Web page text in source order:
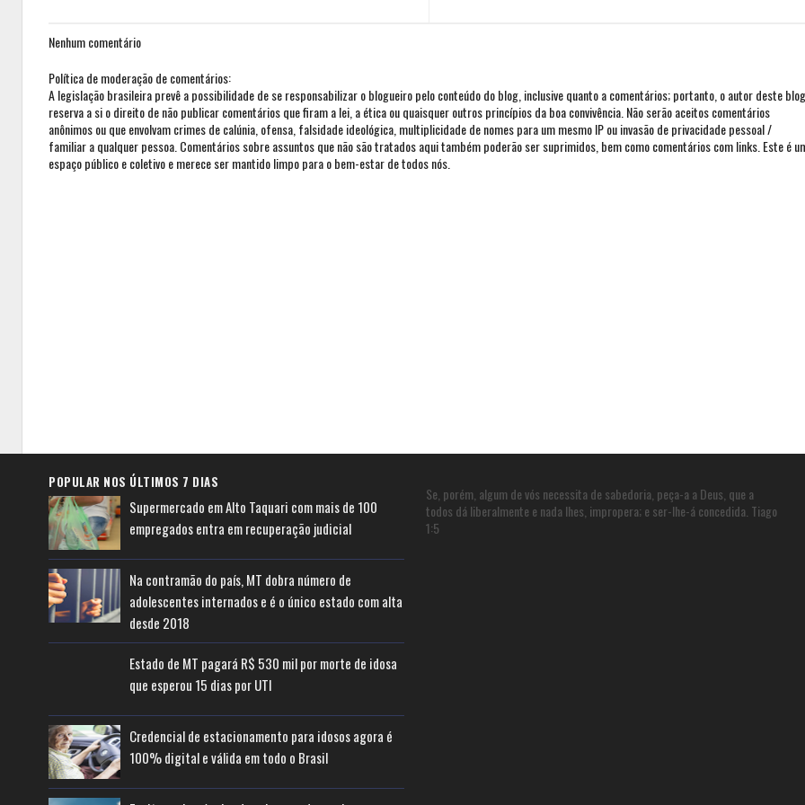
Nenhum comentário
Política de moderação de comentários:
A legislação brasileira prevê a possibilidade de se responsabilizar o blogueiro pelo conteúdo do blog, inclusive quanto a comentários; portanto, o autor deste blog
reserva a si o direito de não publicar comentários que firam a lei, a ética ou quaisquer outros princípios da boa convivência. Não serão aceitos comentários
anônimos ou que envolvam crimes de calúnia, ofensa, falsidade ideológica, multiplicidade de nomes para um mesmo IP ou invasão de privacidade pessoal /
familiar a qualquer pessoa. Comentários sobre assuntos que não são tratados aqui também poderão ser suprimidos, bem como comentários com links. Este é
espaço público e coletivo e merece ser mantido limpo para o bem-estar de todos nós.
POPULAR NOS ÚLTIMOS 7 DIAS
Supermercado em Alto Taquari com mais de 100
empregados entra em recuperação judicial
Na contramão do país, MT dobra número de
adolescentes internados e é o único estado com alta
desde 2018
Estado de MT pagará R$ 530 mil por morte de idosa
que esperou 15 dias por UTI
Credencial de estacionamento para idosos agora é
100% digital e válida em todo o Brasil
Se, porém, algum de vós necessita de sabedoria, peça-a a Deus, que a
todos dá liberalmente e nada lhes, impropera; e ser-lhe-á concedida. Tiago
1:5